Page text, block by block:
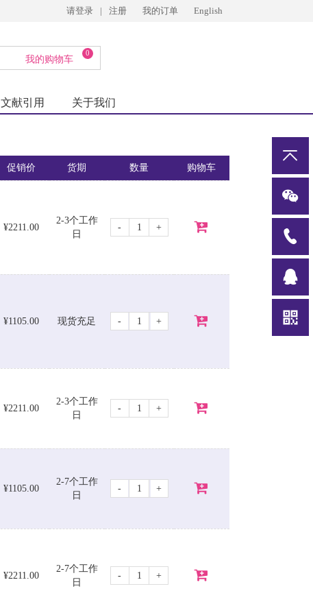
请登录 | 注册 我的订单 English
我的购物车
0
文献引用 关于我们
促销价 货期 数量 购物车
¥2211.00
2-3个工作
日
- +
¥1105.00 现货充足 - +
¥2211.00
2-3个工作
日
- +
¥1105.00
2-7个工作
日
- +
¥2211.00
2-7个工作
日
- +